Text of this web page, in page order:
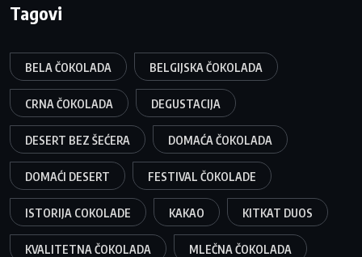
Tagovi
BELA ČOKOLADA BELGIJSKA ČOKOLADA
CRNA ČOKOLADA DEGUSTACIJA
DESERT BEZ ŠEĆERA DOMAĆA ČOKOLADA
DOMAĆI DESERT FESTIVAL ČOKOLADE
ISTORIJA COKOLADE KAKAO KITKAT DUOS
KVALITETNA ČOKOLADA MLEČNA ČOKOLADA